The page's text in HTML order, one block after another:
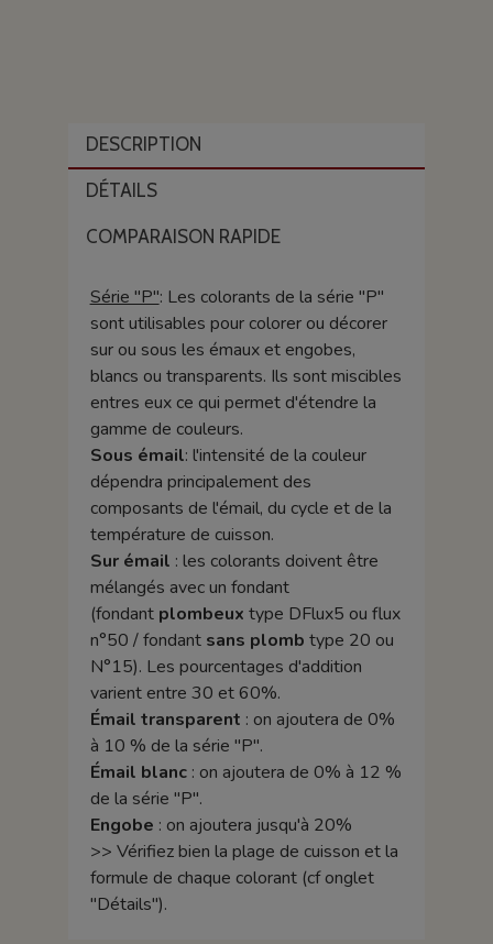
DESCRIPTION
DÉTAILS
COMPARAISON RAPIDE
Série "P": Les colorants de la série "P"
sont utilisables pour colorer ou décorer
sur ou sous les émaux et engobes,
blancs ou transparents. Ils sont miscibles
entres eux ce qui permet d'étendre la
gamme de couleurs.
Sous émail: l'intensité de la couleur
dépendra principalement des
composants de l'émail, du cycle et de la
température de cuisson.
Sur émail : les colorants doivent être
mélangés avec un fondant
(fondant plombeux type DFlux5 ou flux
n°50 / fondant sans plomb type 20 ou
N°15). Les pourcentages d'addition
varient entre 30 et 60%.
Émail transparent : on ajoutera de 0%
à 10 % de la série "P".
Émail blanc: on ajoutera de 0% à 12 %
de la série "P".
Engobe : on ajoutera jusqu'à 20%
>> Vérifiez bien la plage de cuisson et la
formule de chaque colorant (cf onglet
"Détails").